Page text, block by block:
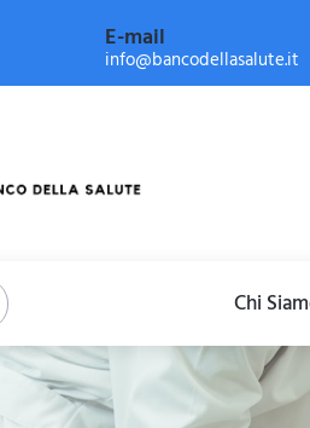
E-mail
info@bancodellasalute.it
Chi